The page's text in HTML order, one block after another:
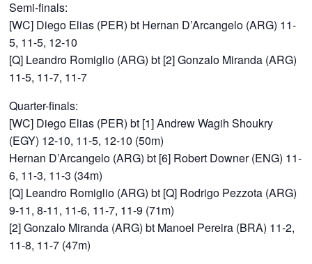
Semi-finals:
[WC] Diego Elias (PER) bt Hernan D’Arcangelo (ARG) 11-
5, 11-5, 12-10
[Q] Leandro Romiglio (ARG) bt [2] Gonzalo Miranda (ARG)
11-5, 11-7, 11-7
Quarter-finals:
[WC] Diego Elias (PER) bt [1] Andrew Wagih Shoukry
(EGY) 12-10, 11-5, 12-10 (50m)
Hernan D’Arcangelo (ARG) bt [6] Robert Downer (ENG) 11-
6, 11-3, 11-3 (34m)
[Q] Leandro Romiglio (ARG) bt [Q] Rodrigo Pezzota (ARG)
9-11, 8-11, 11-6, 11-7, 11-9 (71m)
[2] Gonzalo Miranda (ARG) bt Manoel Pereira (BRA) 11-2,
11-8, 11-7 (47m)